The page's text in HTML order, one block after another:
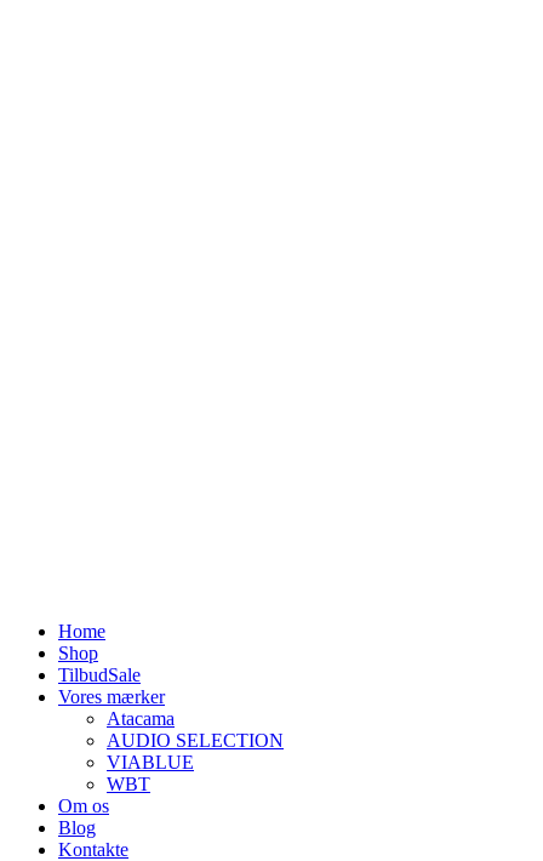
Home
Shop
TilbudSale
Vores mærker
Atacama
AUDIO SELECTION
VIABLUE
WBT
Om os
Blog
Kontakte